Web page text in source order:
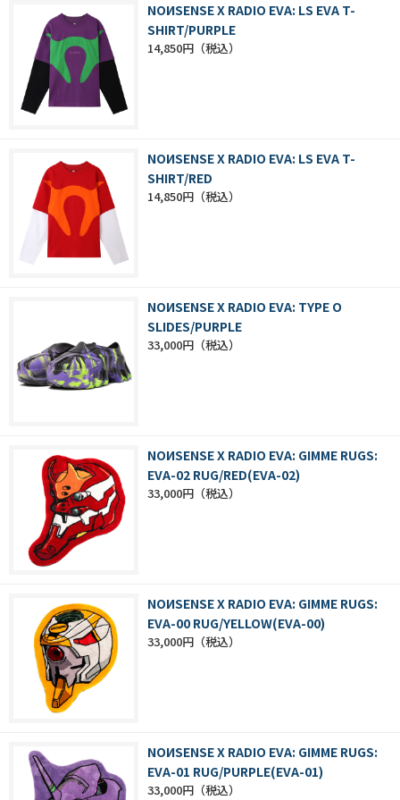
NOИSENSE X RADIO EVA: LS EVA T-
SHIRT/PURPLE
14,850円
NOИSENSE X RADIO EVA: LS EVA T-
SHIRT/RED
14,850円
NOИSENSE X RADIO EVA: TYPE O
SLIDES/PURPLE
33,000円
NOИSENSE X RADIO EVA: GIMME RUGS:
EVA-02 RUG/RED(EVA-02)
33,000円
NOИSENSE X RADIO EVA: GIMME RUGS:
EVA-00 RUG/YELLOW(EVA-00)
33,000円
NOИSENSE X RADIO EVA: GIMME RUGS:
EVA-01 RUG/PURPLE(EVA-01)
33,000円